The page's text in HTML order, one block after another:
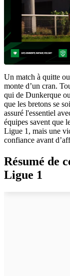
Un match à quitte
monte d’un cran.
qui de Dunkerque
que les bretons se
assuré l'essentiel
équipes savent que
Ligue 1, mais une
confiance avant
Résumé de
Ligue 1